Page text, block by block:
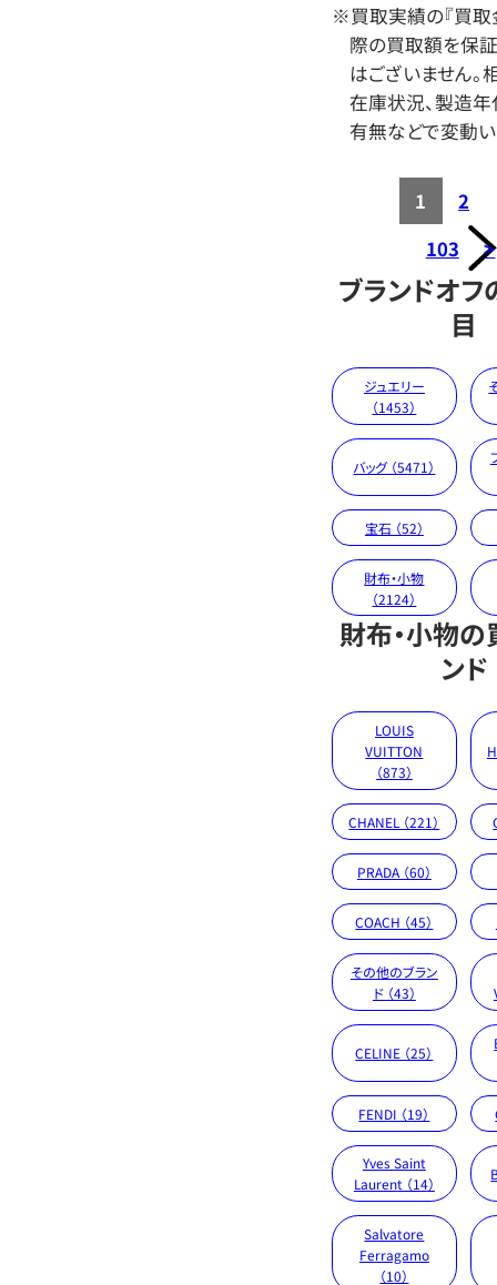
※買取実績の『買取
際の買取額を保
はございません。
在庫状況、製造年
有無などで変動い
1
2
103
>
ブランドオ
目
ジュエリー
（1453）
バッグ （5471）
宝石 （52）
財布・小物
（2124）
財布・小物
ンド
LOUIS
VUITTON
（873）
CHANEL （221）
PRADA （60）
COACH （45）
その他のブラン
ド （43）
CELINE （25）
FENDI （19）
Yves Saint
Laurent （14）
Salvatore
Ferragamo
（10）